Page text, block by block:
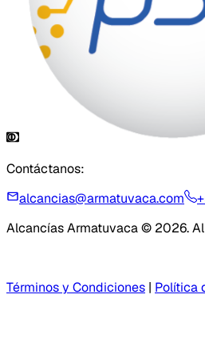
Contáctanos:
alcancias@armatuvaca.com
Alcancías Armatuvaca © 2026.
Términos y Condiciones | Política